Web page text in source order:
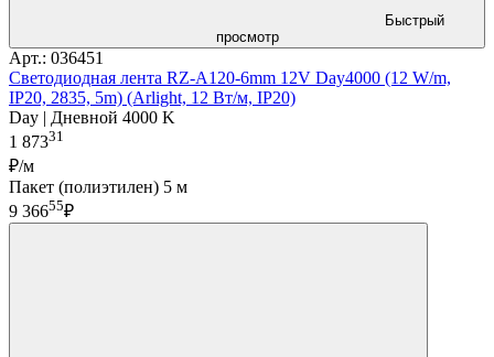
Быстрый
просмотр
Арт.: 036451
Светодиодная лента RZ-A120-6mm 12V Day4000 (12 W/m,
IP20, 2835, 5m) (Arlight, 12 Вт/м, IP20)
Day | Дневной 4000 K
1 87331
₽/м
Пакет (полиэтилен) 5 м
9 36655₽